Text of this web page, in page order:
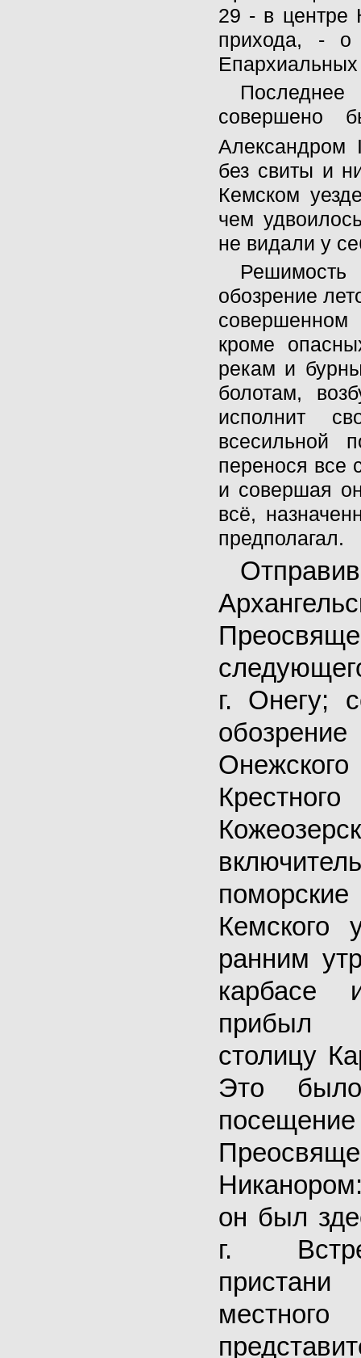
29 - в центре
прихода, - о
Последнее
совершено
Александром
без свиты и
Кемском
чем
не видали у
обозрение
совершенном
кроме
рекам и
болотам,
исполнит
всесильной
перенося все
и совершая
всё,
предполагал.
г. Онегу;
Кемского
ранним
карбасе
столицу
Это
он был
г.